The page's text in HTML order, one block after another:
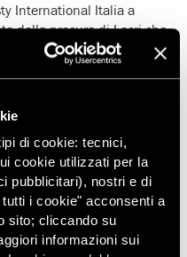
di cookie: tecnici,
cookie utilizzati per la
pubblicitari), nostri e di
i cookie" acconsenti a
sito; cliccando su
informazioni sui
International Italia a
della procura di Locri che
per il sindaco del
espressa dai
della
esultano per essere riusciti
tanto più in
destino personale di